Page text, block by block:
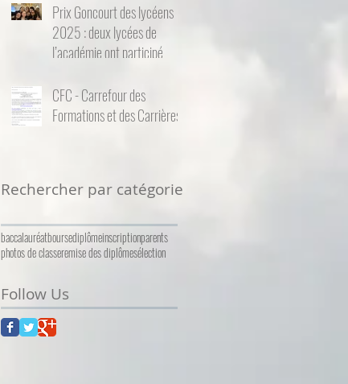
Prix Goncourt des lycéens
2025 : deux lycées de
l’académie ont participé
CFC - Carrefour des
Formations et des Carrières
Rechercher par catégorie
baccalauréatboursediplômeinscriptionparents
photos de classeremise des diplômesélection
Follow Us